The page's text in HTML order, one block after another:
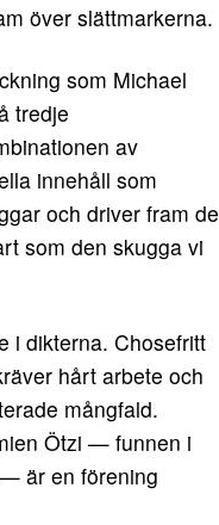
över slättmarkerna.
som Michael
tredje
av
innehåll som
och driver fram de
som den skugga vi
i dikterna. Chosefritt
hårt arbete och
mångfald.
Ötzi — funnen i
är en förening